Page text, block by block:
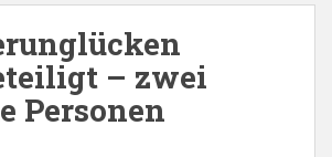
– zwei
Personen